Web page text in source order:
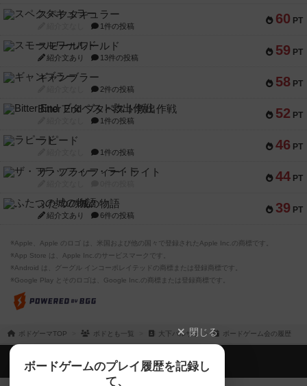
60 PT
スペクタキュラー
1件の投稿
59 PT
スモールワールド
紹介文あり 13件の投稿
58 PT
ギャンブラー
2件の投稿
52 PT
Bitter End ブタペスト救出作戦
1件の投稿
46 PT
ラピード
1件の投稿
44 PT
ザ・フラッフィー・ライト
39 PT
ふたつの城の物語
紹介文あり 6件の投稿
※Apple、Apple のロゴ は、米国および他の国々で登録されたApple Inc.の商標です。
※App Store は、Apple Inc.のサービスマークです。
※Android は、グーグル インコーポレイテッドの商標または登録商標です。
※Google Play とそのロゴは、Google Inc.の商標または登録商標です。
ボドゲーマTOP ボドとも一覧 大下バルサラ ボードゲーム会の履歴
閉じる
ボードゲームのプレイ履歴を記録し
て、
ボドゲーマTOP